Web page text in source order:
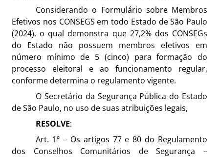
Considerando o Formulário sobre Membros
Efetivos nos CONSEGS em todo Estado de São Paulo
(2024), o qual demonstra que 27,2% dos CONSEGs
do Estado não possuem membros efetivos em
número mínimo de 5 (cinco) para formação do
processo eleitoral e ao funcionamento regular,
conforme determina o regulamento vigente.
O Secretário da Segurança Pública do Estado
de São Paulo, no uso de suas atribuições legais,
RESOLVE:
Art. 1º – Os artigos 77 e 80 do Regulamento
dos Conselhos Comunitários de Segurança –